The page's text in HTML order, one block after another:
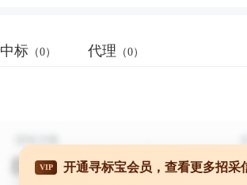
中标 （0） 代理 （0）
VIP 开通寻标宝会员，查看更多招采